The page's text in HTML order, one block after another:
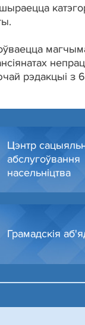
рэдакцыі з
Цэнтр
абслугоўвання
насельніцтва
Грамадскія